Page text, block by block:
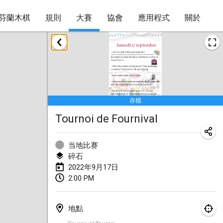
蘭木棋 規則 大賽 協會 應用程式 關於
存檔
Tournoi de Fournival
当地比赛
碎石
2022年9月17日
2:00 PM
地點
2022年1月
Tournoi Mixte ASPTTOM
2022年1月22日|法國
KKS Halli Duppeli
2022年1月22日 |芬蘭
Mölkky Tournament - Doubles
2022年1月22日
Suomelan Mölkky-open
The Mölkky Tournament 2nd